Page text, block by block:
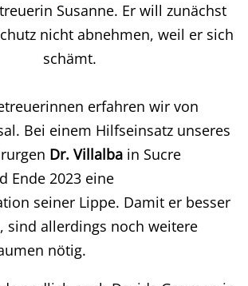
Susanne. Er will zunächst
nicht abnehmen, weil er sich
schämt.
erfahren wir von
Bei einem Hilfseinsatz unseres
Dr. Villalba in Sucre
Ende 2023 eine
seiner Lippe. Damit er besser
sind allerdings noch weitere
nötig.